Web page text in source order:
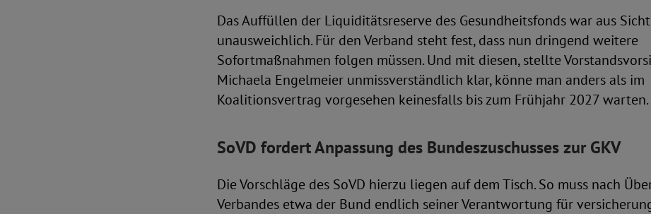
Das Auffüllen der Liquiditätsreserve des Gesundheitsfonds war aus Sicht
unausweichlich. Für den Verband steht fest, dass nun dringend weitere
Sofortmaßnahmen folgen müssen. Und mit diesen, stellte
Michaela Engelmeier unmissverständlich klar, könne man anders als im
Koalitionsvertrag vorgesehen keinesfalls bis zum Frühjahr 2027 warten.
SoVD fordert Anpassung des Bundeszuschusses zur GKV
Die Vorschläge des SoVD hierzu liegen auf dem Tisch. So muss nach
Verbandes etwa der Bund endlich seiner Verantwortung für